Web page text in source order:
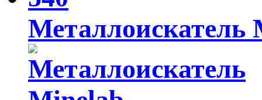
Металлоискатель